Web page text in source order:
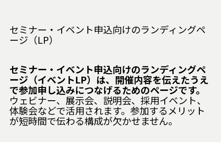
セミナー・イベント申込向けのランディングペ
ージ（LP）
セミナー・イベント申込向けのランディングペ
ージ（イベントLP）は、開催内容を伝えたうえ
で参加申し込みにつなげるためのページです。
ウェビナー、展示会、説明会、採用イベント、
体験会などで活用されます。参加するメリット
が短時間で伝わる構成が欠かせません。